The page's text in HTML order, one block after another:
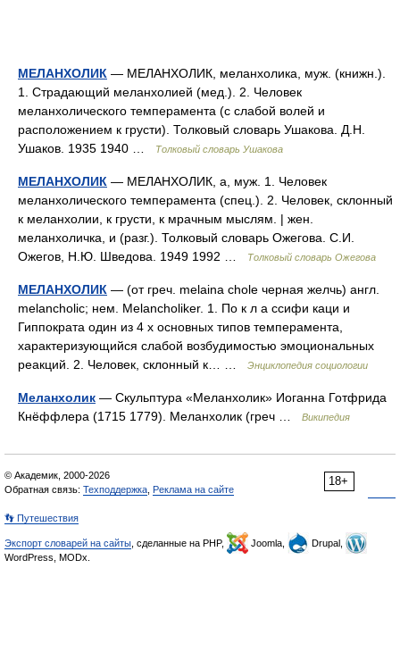
МЕЛАНХОЛИК — МЕЛАНХОЛИК, меланхолика, муж. (книжн.).
1. Страдающий меланхолией (мед.). 2. Человек
меланхолического темперамента (с слабой волей и
расположением к грусти). Толковый словарь Ушакова. Д.Н.
Ушаков. 1935 1940 …
Толковый словарь Ушакова
МЕЛАНХОЛИК — МЕЛАНХОЛИК, а, муж. 1. Человек
меланхолического темперамента (спец.). 2. Человек, склонный
к меланхолии, к грусти, к мрачным мыслям. | жен.
меланхоличка, и (разг.). Толковый словарь Ожегова. С.И.
Ожегов, Н.Ю. Шведова. 1949 1992 …
Толковый словарь Ожегова
МЕЛАНХОЛИК — (от греч. melaina chole черная желчь) англ.
melancholic; нем. Melancholiker. 1. По к л а ссифи каци и
Гиппократа один из 4 х основных типов темперамента,
характеризующийся слабой возбудимостью эмоциональных
реакций. 2. Человек, склонный к… …
Энциклопедия социологии
Меланхолик — Скульптура «Меланхолик» Иоганна Готфрида
Кнёффлера (1715 1779). Меланхолик (греч …
Википедия
18+
© Академик, 2000-2026
Обратная связь: Техподдержка Реклама на сайте
👣 Путешествия
Экспорт словарей на сайты , сделанные на PHP, Joomla,
Drupal,
WordPress, MODx.